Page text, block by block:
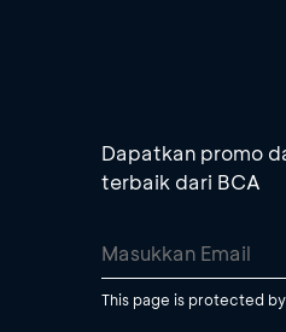
Dapatkan promo
terbaik dari BCA
This page is protected